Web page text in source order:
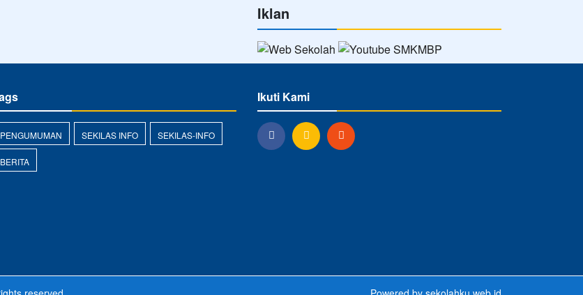
Iklan
PENGUMUMAN SEKILAS INFO SEKILAS-INFO
BERITA
Ikuti Kami